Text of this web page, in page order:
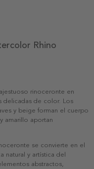
Rhino
rinoceronte en
delicadas de color. Los
y beige forman el cuerpo
amarillo aportan
se convierte en el
natural y artística del
abstractos,